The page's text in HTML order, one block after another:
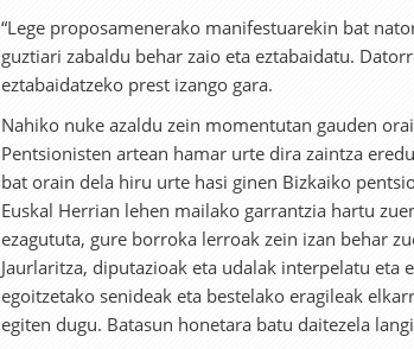
“Lege proposamenerako manifestuarekin bat
guztiari zabaldu behar zaio eta eztabaidatu.
eztabaidatzeko prest izango gara.
Nahiko nuke azaldu zein momentutan gauden
Pentsionisten artean hamar urte dira zaintza
bat orain dela hiru urte hasi ginen Bizkaiko
Euskal Herrian lehen mailako garrantzia hartu
ezagututa, gure borroka lerroak zein izan behar
Jaurlaritza, diputazioak eta udalak interpelatu eta
egoitzetako senideak eta bestelako eragileak
egiten dugu. Batasun honetara batu daitezela